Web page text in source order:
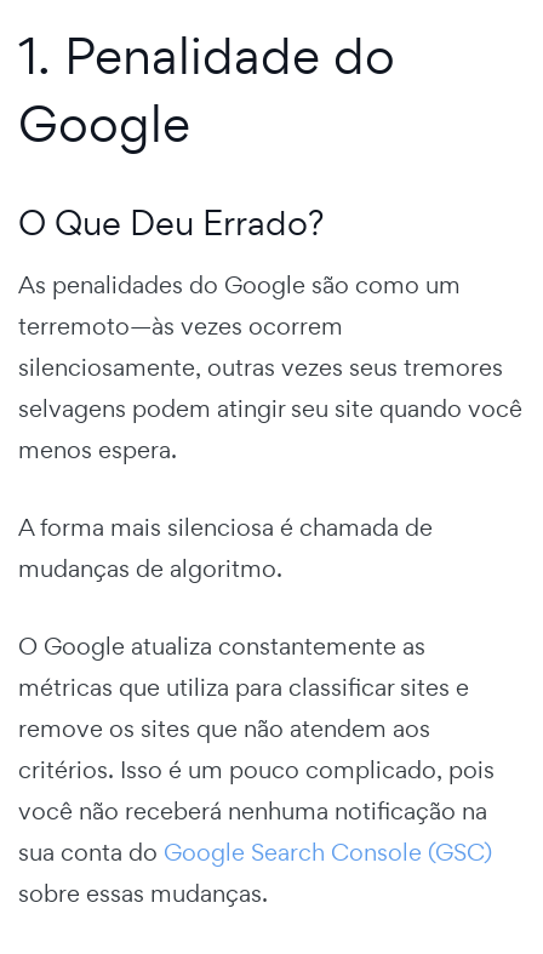
1. Penalidade do
Google
O Que Deu Errado?
As penalidades do Google são como um
terremoto—às vezes ocorrem
silenciosamente, outras vezes seus tremores
selvagens podem atingir seu site quando você
menos espera.
A forma mais silenciosa é chamada de
mudanças de algoritmo.
O Google atualiza constantemente as
métricas que utiliza para classificar sites e
remove os sites que não atendem aos
critérios. Isso é um pouco complicado, pois
você não receberá nenhuma notificação na
sua conta do Google Search Console (GSC)
sobre essas mudanças.